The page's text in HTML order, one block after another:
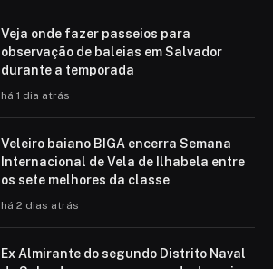
Veja onde fazer passeios para
observação de baleias em Salvador
durante a temporada
há 1 dia atrás
Veleiro baiano BIGA encerra Semana
Internacional de Vela de Ilhabela entre
os sete melhores da classe
há 2 dias atrás
Ex Almirante do segundo Distrito Naval